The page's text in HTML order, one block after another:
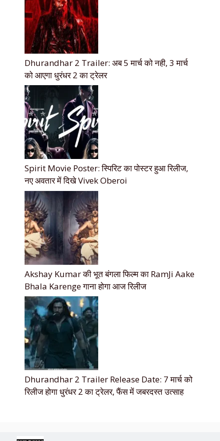
Dhurandhar 2 Trailer: अब 5 मार्च को नही, 3 मार्च
को आएगा धुरंधर 2 का ट्रेलर
Spirit Movie Poster: स्पिरिट का पोस्टर हुआ रिलीज,
नए अवतार में दिखे Vivek Oberoi
Akshay Kumar की भूत बंगला फिल्म का RamJi Aake
Bhala Karenge गाना होगा आज रिलीज
Dhurandhar 2 Trailer Release Date: 7 मार्च को
रिलीज होगा धुरंधर 2 का ट्रेलर, फैंस में जबरदस्त उत्साह